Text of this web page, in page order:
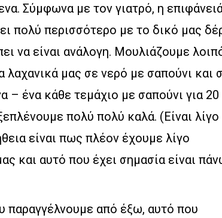
Σύμφωνα με τον γιατρό, η
πολύ περισσότερο με το δικό μας
να είναι ανάλογη. Μουλιάζουμε
μας σε νερό με σαπούνι και
– ένα κάθε τεμάχιο με σαπούνι για 20
πολύ πολύ καλά. (Είναι λίγο
είναι πως πλέον έχουμε λίγο
και αυτό που έχει σημασία είναι
παραγγέλνουμε από έξω, αυτό που